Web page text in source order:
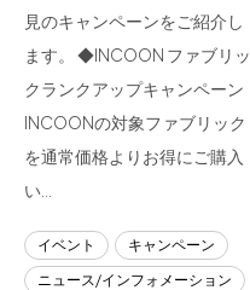
フラッグシップストア
熊本店
Arv
見のキャンペーンをご紹介し
ます。 ◆INCOON ファブリッ
クランクアップキャンペーン
INCOONの対象ファブリック
を通常価格よりお得にご購入
い…
イベント
キャンペーン
ニュース/インフォメーション